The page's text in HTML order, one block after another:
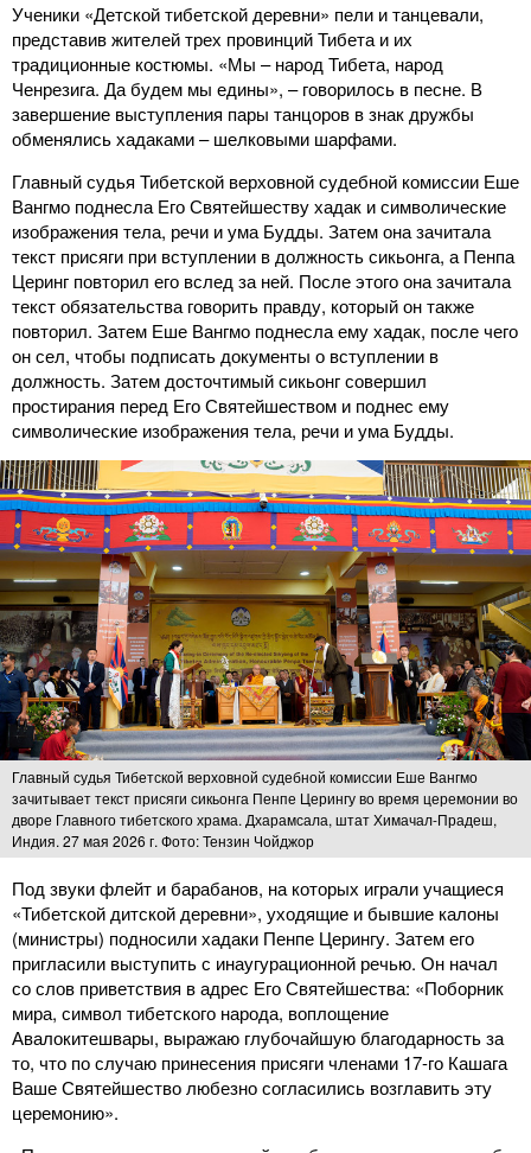
Ученики «Детской тибетской деревни» пели и танцевали,
представив жителей трех провинций Тибета и их
традиционные костюмы. «Мы – народ Тибета, народ
Ченрезига. Да будем мы едины», – говорилось в песне. В
завершение выступления пары танцоров в знак дружбы
обменялись хадаками – шелковыми шарфами.
Главный судья Тибетской верховной судебной комиссии Еше
Вангмо поднесла Его Святейшеству хадак и символические
изображения тела, речи и ума Будды. Затем она зачитала
текст присяги при вступлении в должность сикьонга, а Пенпа
Церинг повторил его вслед за ней. После этого она зачитала
текст обязательства говорить правду, который он также
повторил. Затем Еше Вангмо поднесла ему хадак, после чего
он сел, чтобы подписать документы о вступлении в
должность. Затем досточтимый сикьонг совершил
простирания перед Его Святейшеством и поднес ему
символические изображения тела, речи и ума Будды.
Главный судья Тибетской верховной судебной комиссии Еше Вангмо
зачитывает текст присяги сикьонга Пенпе Церингу во время церемонии во
дворе Главного тибетского храма. Дхарамсала, штат Химачал-Прадеш,
Индия. 27 мая 2026 г. Фото: Тензин Чойджор
Под звуки флейт и барабанов, на которых играли учащиеся
«Тибетской дитской деревни», уходящие и бывшие калоны
(министры) подносили хадаки Пенпе Церингу. Затем его
пригласили выступить с инаугурационной речью. Он начал
со слов приветствия в адрес Его Святейшества: «Поборник
мира, символ тибетского народа, воплощение
Авалокитешвары, выражаю глубочайшую благодарность за
то, что по случаю принесения присяги членами 17-го Кашага
Ваше Святейшество любезно согласились возглавить эту
церемонию».